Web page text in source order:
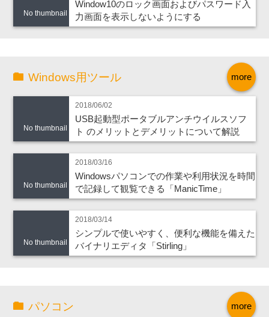
No thumbnail
Window10のロック画面およびパスワード入
力画面を表示しないようにする
more
Windows用ツール
No thumbnail
2018/06/02
USB起動型ポータブルアンチウイルスソフ
ト のメリットとデメリットについて解説
No thumbnail
2018/03/16
Windowsパソコンでの作業や利用状況を時間
で記録して観覧できる「ManicTime」
No thumbnail
2018/03/14
シンプルで使いやすく、便利な機能を備えた
バイナリエディタ「Stirling」
more
パソコン